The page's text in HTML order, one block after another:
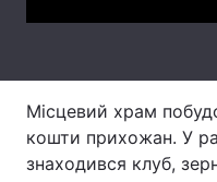
Інтерв'ю
Архів
Місцевий храм
кошти прихожан. У
знаходився клуб,